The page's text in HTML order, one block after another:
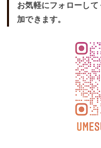
お気軽にフォローし
加できます。